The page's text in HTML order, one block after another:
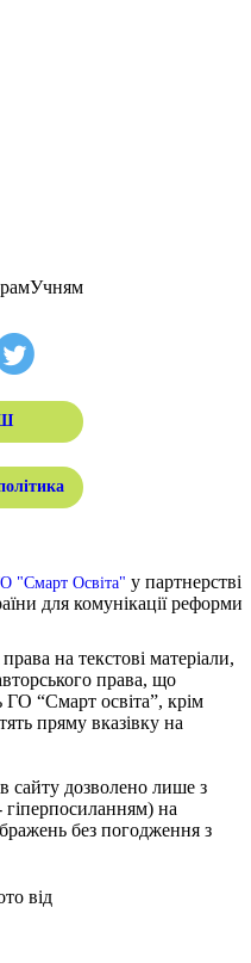
Учням
"Смарт Освіта" у партнерстві
для комунікації реформи
на текстові матеріали,
права, що
ГО “Смарт освіта”, крім
пряму вказівку на
сайту дозволено лише з
на
без погодження з
від